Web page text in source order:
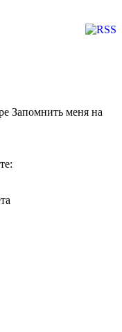
Запомнить меня на